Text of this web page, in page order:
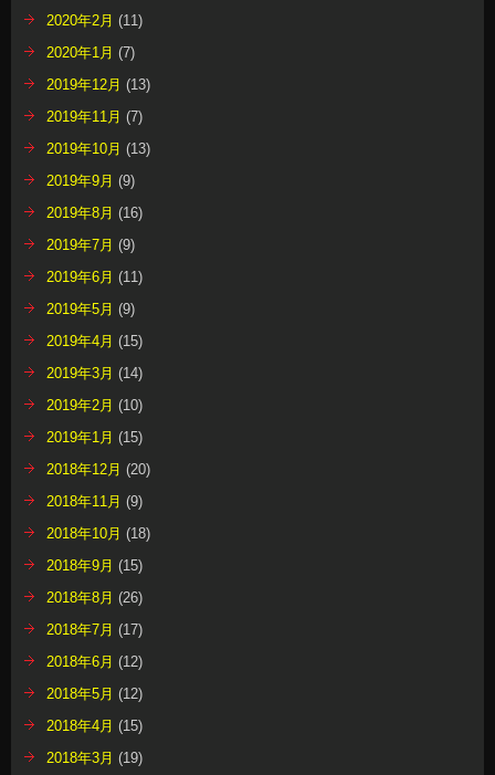
2020年2月 (11)
2020年1月 (7)
2019年12月 (13)
2019年11月 (7)
2019年10月 (13)
2019年9月 (9)
2019年8月 (16)
2019年7月 (9)
2019年6月 (11)
2019年5月 (9)
2019年4月 (15)
2019年3月 (14)
2019年2月 (10)
2019年1月 (15)
2018年12月 (20)
2018年11月 (9)
2018年10月 (18)
2018年9月 (15)
2018年8月 (26)
2018年7月 (17)
2018年6月 (12)
2018年5月 (12)
2018年4月 (15)
2018年3月 (19)